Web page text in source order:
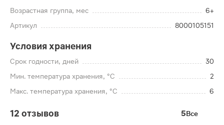
Возрастная группа, мес
6+
Артикул
8000105151
Условия хранения
Срок годности, дней
30
Мин. температура хранения, °C
2
Макс. температура хранения, °C
6
12 отзывов 5Все